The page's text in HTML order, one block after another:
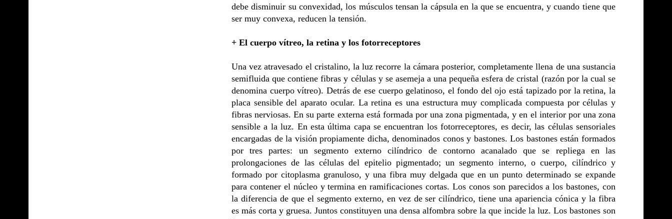
debe disminuir su convexidad, los músculos tensan la cápsula en la que se encuentra, y cuando tiene que
ser muy convexa, reducen la tensión.
+ El cuerpo vítreo, la retina y los fotorreceptores
Una vez atravesado el cristalino, la luz recorre la cámara posterior, completamente llena de una sustancia
semifluida que contiene fibras y células y se asemeja a una pequeña esfera de cristal (razón por la cual se
denomina cuerpo vítreo). Detrás de ese cuerpo gelatinoso, el fondo del ojo está tapizado por la retina, la
placa sensible del aparato ocular. La retina es una estructura muy complicada compuesta por células y
fibras nerviosas. En su parte externa está formada por una zona pigmentada, y en el interior por una zona
sensible a la luz. En esta última capa se encuentran los fotorreceptores, es decir, las células sensoriales
encargadas de la visión propiamente dicha, denominados conos y bastones. Los bastones están formados
por tres partes: un segmento externo cilíndrico de contorno acanalado que se repliega en las
prolongaciones de las células del epitelio pigmentado; un segmento interno, o cuerpo, cilíndrico y
formado por citoplasma granuloso, y una fibra muy delgada que en un punto determinado se expande
para contener el núcleo y termina en ramificaciones cortas. Los conos son parecidos a los bastones, con
la diferencia de que el segmento externo, en vez de ser cilíndrico, tiene una apariencia cónica y la fibra
es más corta y gruesa. Juntos constituyen una densa alfombra sobre la que incide la luz. Los bastones son